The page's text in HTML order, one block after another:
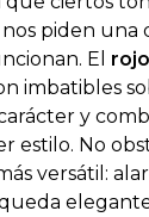
piden una
El
imbatibles
y
estilo. No
versátil: